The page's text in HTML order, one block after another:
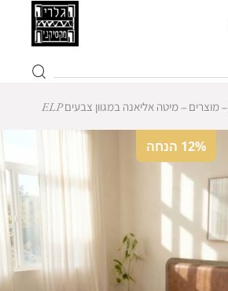
‒מוצרים ‒מיטה אליאנה במגוון צבעים ELP
12% הנחה